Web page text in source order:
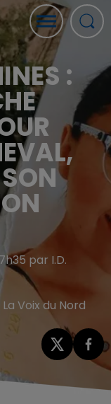
:
par I.D.
Voix du Nord